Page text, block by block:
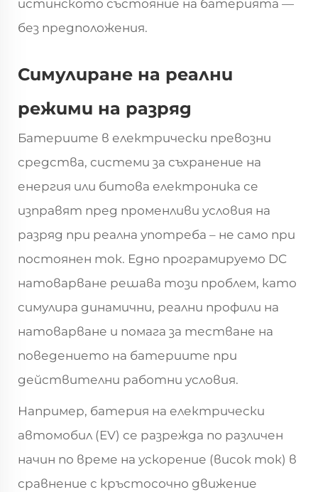
истинското състояние на батерията —
без предположения.
Симулиране на реални
режими на разряд
Батериите в електрически превозни
средства, системи за съхранение на
енергия или битова електроника се
изправят пред променливи условия на
разряд при реална употреба – не само при
постоянен ток. Едно програмируемо DC
натоварване решава този проблем, като
симулира динамични, реални профили на
натоварване и помага за тестване на
поведението на батериите при
действителни работни условия.
Например, батерия на електрически
автомобил (EV) се разрежда по различен
начин по време на ускорение (висок ток) в
сравнение с кръстосочно движение